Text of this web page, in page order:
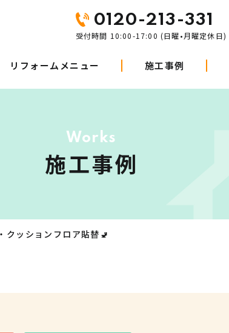
0120-213-331
受付時間 10:00-17:00 (日曜•月曜定休日)
リフォームメニュー 施工事例
Works
施工事例
クッションフロア貼替🚽